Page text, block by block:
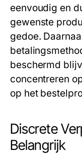
eenvoudig en
gewenste
gedoe.
beschermd
concentreren
op het
Discrete
Belangrijk